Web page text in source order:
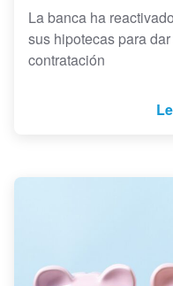
La banca ha
sus hipotecas para
contratación